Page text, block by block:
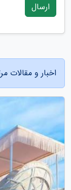
ارسال
اخبار و مقالات